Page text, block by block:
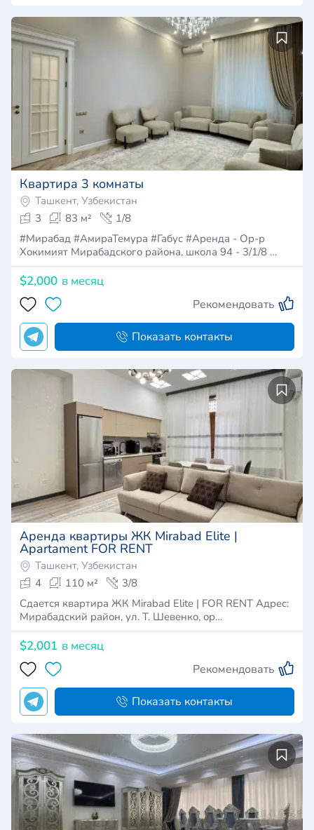
Квартира 3 комнаты
Ташкент, Узбекистан
3
83 м²
1/8
#Мирабад #АмираТемура #Габус #Аренда - Ор-р
Хокимият Мирабадского района, школа 94 - 3/1/8 …
$2,000 в месяц
Рекомендовать
Показать контакты
Аренда квартиры ЖК Mirabad Elite |
Apartament FOR RENT
Ташкент, Узбекистан
4
110 м²
3/8
Сдается квартира ЖК Mirabad Elite | FOR RENT Адрес:
Мирабадский район, ул. Т. Шевенко, ор…
$2,001 в месяц
Рекомендовать
Показать контакты